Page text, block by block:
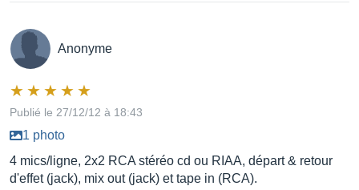
Anonyme
Publié le 27/12/12 à 18:43
1 photo
4 mics/ligne, 2x2 RCA stéréo cd ou RIAA, départ & retour
d'effet (jack), mix out (jack) et tape in (RCA).